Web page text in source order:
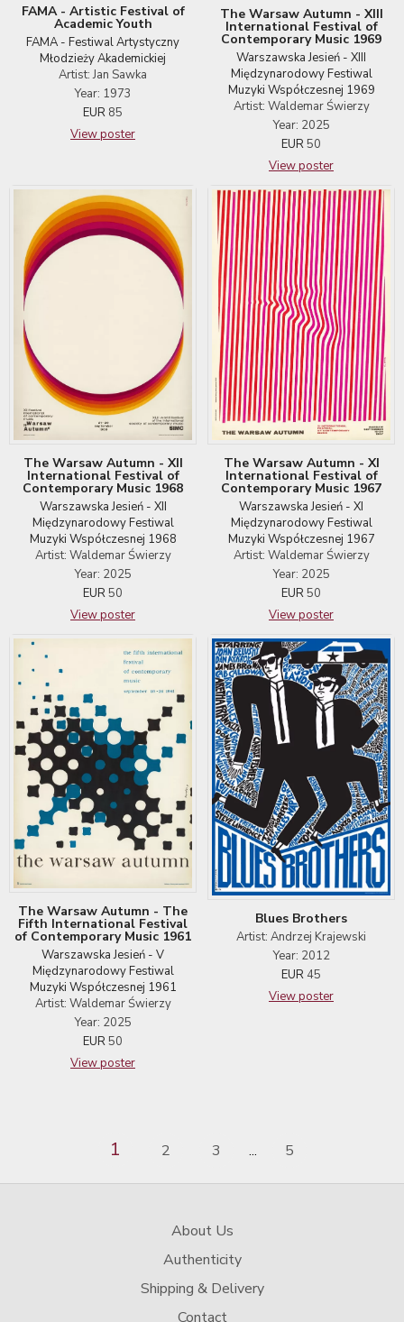
FAMA - Artistic Festival of
Academic Youth
FAMA - Festiwal Artystyczny
Młodzieży Akademickiej
Artist: Jan Sawka
Year: 1973
EUR 85
View poster
The Warsaw Autumn - XIII
International Festival of
Contemporary Music 1969
Warszawska Jesień - XIII
Międzynarodowy Festiwal
Muzyki Współczesnej 1969
Artist: Waldemar Świerzy
Year: 2025
EUR50
View poster
The Warsaw Autumn - XII
International Festival of
Contemporary Music 1968
Warszawska Jesień - XII
Międzynarodowy Festiwal
Muzyki Współczesnej 1968
Artist: Waldemar Świerzy
Year: 2025
EUR50
View poster
The Warsaw Autumn - XI
International Festival of
Contemporary Music 1967
Warszawska Jesień - XI
Międzynarodowy Festiwal
Muzyki Współczesnej 1967
Artist: Waldemar Świerzy
Year: 2025
EUR50
View poster
The Warsaw Autumn - The
Fifth International Festival
of Contemporary Music 1961
Warszawska Jesień - V
Międzynarodowy Festiwal
Muzyki Współczesnej 1961
Artist: Waldemar Świerzy
Year: 2025
EUR50
View poster
Blues Brothers
Artist: Andrzej Krajewski
Year: 2012
EUR 45
View poster
1 2 3 ... 5
About Us
Authenticity
Shipping & Delivery
Contact